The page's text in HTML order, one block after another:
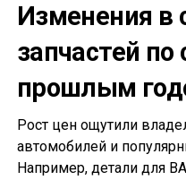
Изменения в
запчастей
прошлым
Рост цен ощутили
автомобилей и
Например, детали для